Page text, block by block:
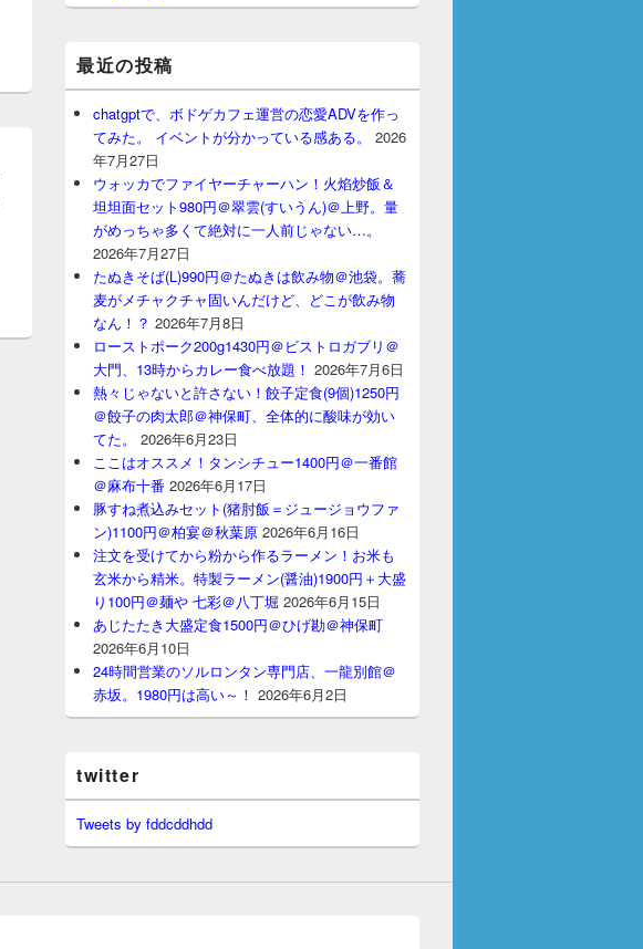
最近の投稿
chatgptで、ボドゲカフェ運営の恋愛ADVを作っ
てみた。 イベントが分かっている感ある。
2026
年7月27日
ウォッカでファイヤーチャーハン！火焰炒飯＆
坦坦面セット980円＠翠雲(すいうん)＠上野。量
がめっちゃ多くて絶対に一人前じゃない…。
2026年7月27日
たぬきそば(L)990円＠たぬきは飲み物＠池袋。蕎
麦がメチャクチャ固いんだけど、どこが飲み物
なん！？ 2026年7月8日
ローストポーク200g1430円＠ビストロガブリ＠
大門、13時からカレー食べ放題！ 2026年7月6日
熱々じゃないと許さない！餃子定食(9個)1250円
＠餃子の肉太郎＠神保町、全体的に酸味が効い
てた。
2026年6月23日
ここはオススメ！タンシチュー1400円＠一番館
＠麻布十番 2026年6月17日
豚すね煮込みセット(猪肘飯＝ジュージョウファ
ン)1100円＠柏宴＠秋葉原 2026年6月16日
注文を受けてから粉から作るラーメン！お米も
玄米から精米。特製ラーメン(醤油)1900円＋大盛
り100円＠麺や 七彩＠八丁堀 2026年6月15日
あじたたき大盛定食1500円＠ひげ勘＠神保町
2026年6月10日
24時間営業のソルロンタン専門店、一龍別館＠
赤坂。1980円は高い～！ 2026年6月2日
twitter
Tweets by fddcddhdd